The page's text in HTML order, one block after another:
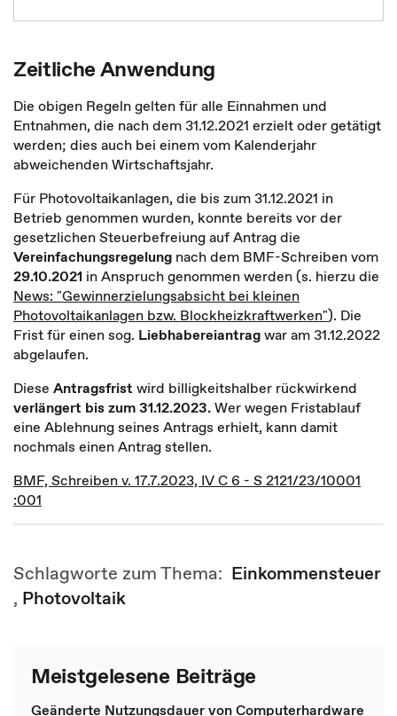
Zeitliche Anwendung
Die obigen Regeln gelten für alle Einnahmen und
Entnahmen, die nach dem 31.12.2021 erzielt oder getätigt
werden; dies auch bei einem vom Kalenderjahr
abweichenden Wirtschaftsjahr.
Für Photovoltaikanlagen, die bis zum 31.12.2021 in
Betrieb genommen wurden, konnte bereits vor der
gesetzlichen Steuerbefreiung auf Antrag die
Vereinfachungsregelung nach dem BMF-Schreiben vom
29.10.2021 in Anspruch genommen werden (s. hierzu die
News: "Gewinnerzielungsabsicht bei kleinen
Photovoltaikanlagen bzw. Blockheizkraftwerken"). Die
Frist für einen sog. Liebhabereiantragwar am 31.12.2022
abgelaufen.
Diese Antragsfrist wird billigkeitshalber rückwirkend
verlängert bis zum 31.12.2023.Wer wegen Fristablauf
eine Ablehnung seines Antrags erhielt, kann damit
nochmals einen Antrag stellen.
BMF, Schreiben v. 17.7.2023, IV C 6 - S 2121/23/10001
:001
Schlagworte zum Thema: Einkommensteuer
, Photovoltaik
Meistgelesene Beiträge
Geänderte Nutzungsdauer von Computerhardware